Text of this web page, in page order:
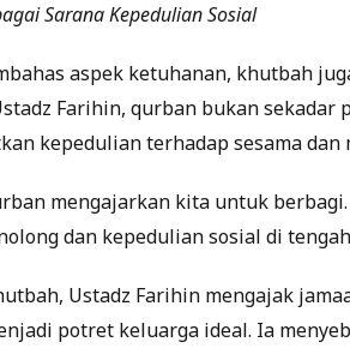
Sarana Kepedulian Sosial
aspek ketuhanan, khutbah
Farihin, qurban bukan
kepedulian terhadap sesama dan
mengajarkan kita untuk
dan kepedulian sosial di
Ustadz Farihin mengajak
potret keluarga ideal. Ia